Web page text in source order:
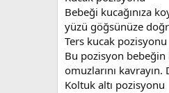
Bebeği kucağınıza
yüzü göğsünüze
Ters kucak pozisyonu
Bu pozisyon bebeğin
omuzlarını
Koltuk altı pozisyonu